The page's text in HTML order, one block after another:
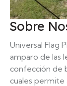
Sobre
Universal Flag
amparo de las
confección de
cuales permite